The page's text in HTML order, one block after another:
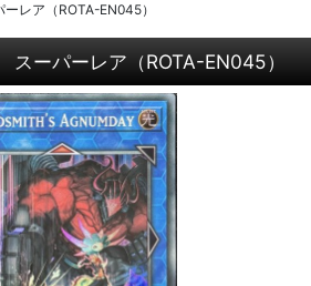
レア（ROTA-EN045）
ーパーレア（ROTA-EN045）